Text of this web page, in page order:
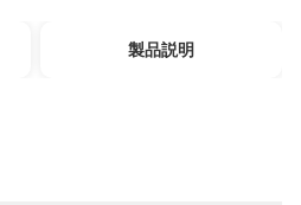
製品説明